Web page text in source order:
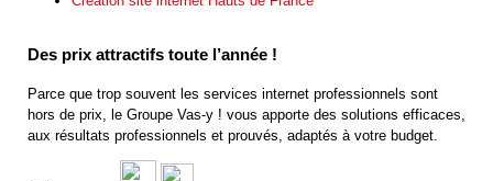
Des prix attractifs toute l’année !
Parce que trop souvent les services internet professionnels sont
hors de prix, le Groupe Vas-y ! vous apporte des solutions efficaces,
aux résultats professionnels et prouvés, adaptés à votre budget.